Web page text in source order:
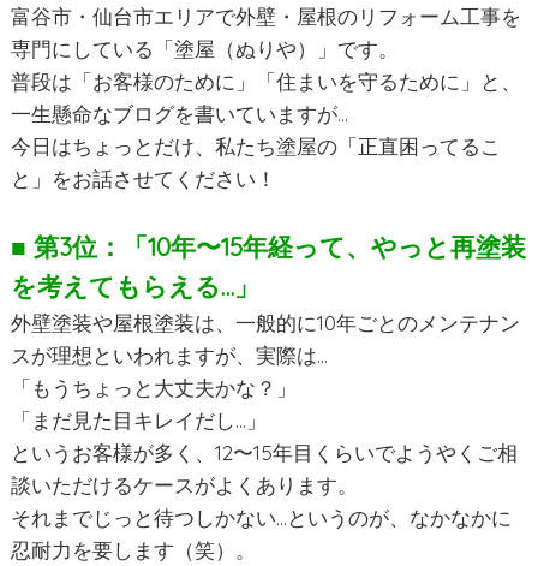
富谷市・仙台市エリアで外壁・屋根のリフォーム工事を
専門にしている「塗屋（ぬりや）」です。
普段は「お客様のために」「住まいを守るために」と、
一生懸命なブログを書いていますが…
今日はちょっとだけ、私たち塗屋の「正直困ってるこ
と」をお話させてください！
■ 第3位：「10年〜15年経って、やっと再塗装
を考えてもらえる…」
外壁塗装や屋根塗装は、一般的に10年ごとのメンテナン
スが理想といわれますが、実際は…
「もうちょっと大丈夫かな？」
「まだ見た目キレイだし…」
というお客様が多く、12〜15年目くらいでようやくご相
談いただけるケースがよくあります。
それまでじっと待つしかない…というのが、なかなかに
忍耐力を要します（笑）。